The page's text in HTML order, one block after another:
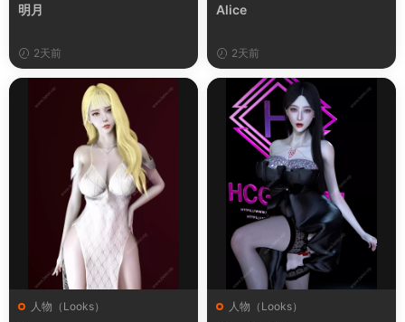
明月
2天前
Alice
2天前
人物（Looks） 人物（Looks）